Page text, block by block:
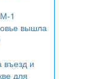
1
вышла
въезд и
для